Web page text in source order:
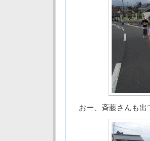
おー、斉藤さんも出